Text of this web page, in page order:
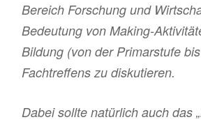
Bereich Forschung und
Bedeutung von Making-
Bildung (von der Primarstufe
Fachtreffens zu diskutieren.
Dabei sollte natürlich auch das